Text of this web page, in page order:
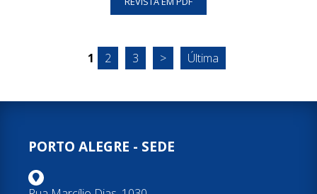
1 2 3 > Última
PORTO ALEGRE - SEDE